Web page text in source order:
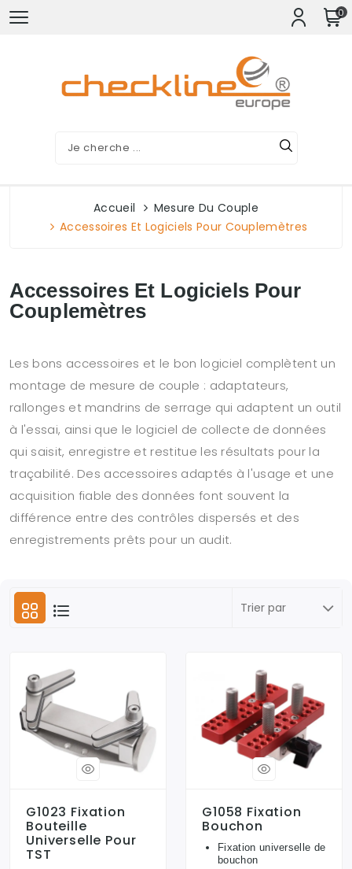
0
Accueil
Mesure Du Couple
Accessoires Et Logiciels Pour Couplemètres
Accessoires Et Logiciels Pour
Couplemètres
Les bons accessoires et le bon logiciel complètent un
montage de mesure de couple : adaptateurs,
rallonges et mandrins de serrage qui adaptent un outil
à l'essai, ainsi que le logiciel de collecte de données
qui saisit, enregistre et restitue les résultats pour la
traçabilité. Des accessoires adaptés à l'usage et une
acquisition fiable des données font souvent la
différence entre des contrôles dispersés et des
enregistrements prêts pour un audit.
G1023 Fixation
Bouteille
Universelle Pour
TST
G1058 Fixation
Bouchon
Fixation universelle de
bouchon